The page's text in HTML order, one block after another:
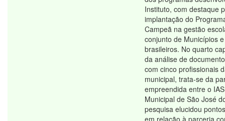
Instituto, com destaque
implantação do
Campeã na gestão
conjunto de Municípios
brasileiros. No quarto
da análise de
com cinco profissionais
municipal, trata-se da
empreendida entre o
Municipal de São José
pesquisa elucidou